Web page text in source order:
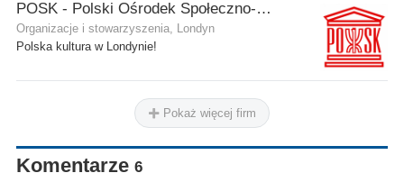
POSK - Polski Ośrodek Społeczno-Kulturalny
Organizacje i stowarzyszenia, Londyn
Polska kultura w Londynie!
Pokaż więcej firm
Komentarze 6